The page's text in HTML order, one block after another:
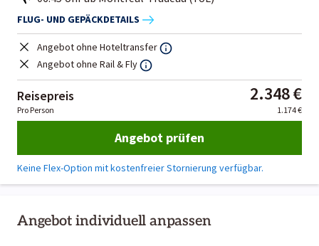
Angebot individuell anpassen
FLUG- UND GEPÄCKDETAILS
Angebot ohne Hoteltransfer
Angebot ohne Rail & Fly
Reisepreis 2.348 €
Pro Person 1.174 €
Angebot prüfen
Keine Flex-Option mit kostenfreier Stornierung verfügbar.